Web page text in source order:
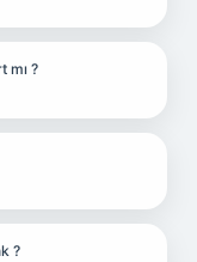
mı ?
?